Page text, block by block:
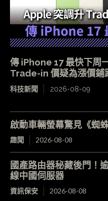
傳 iPhone 17 最快下周
Trade-in 價疑為漲價鋪
科技新聞 2026-08-09
啟動車輛螢幕驚見《蜘
趣聞 2026-08-08
國產路由器秘藏後門！
線中國伺服器
資訊保安 2026-08-08